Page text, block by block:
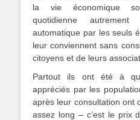
la vie économique
quotidienne
automatique par les seuls
leur conviennent sans
citoyens et de leurs
Partout ils ont été à
appréciés par les
après leur consultation ont
assez long – c’est le prix